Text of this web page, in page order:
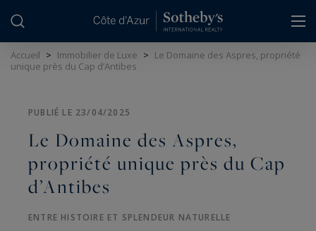
Accueil > Immobilier de Luxe > Le Domaine des Aspres, propriété
unique près du Cap d’Antibes
PUBLIÉ LE 23/04/2025
Le Domaine des Aspres,
propriété unique près du Cap
d’Antibes
ENTRE HISTOIRE ET SPLENDEUR NATURELLE